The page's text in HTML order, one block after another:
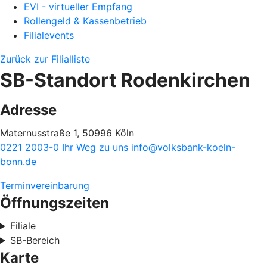
EVI - virtueller Empfang
Rollengeld & Kassenbetrieb
Filialevents
Zurück zur Filialliste
SB-Standort Rodenkirchen
Adresse
Maternusstraße 1, 50996 Köln
0221 2003-0 Ihr Weg zu uns info@volksbank-koeln-
bonn.de
Terminvereinbarung
Öffnungszeiten
Filiale
SB-Bereich
Karte